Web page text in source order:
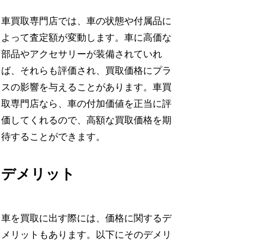
車買取専門店では、車の状態や付属品に
よって査定額が変動します。車に高価な
部品やアクセサリーが装備されていれ
ば、それらも評価され、買取価格にプラ
スの影響を与えることがあります。車買
取専門店なら、車の付加価値を正当に評
価してくれるので、高額な買取価格を期
待することができます。
デメリット
車を買取に出す際には、価格に関するデ
メリットもあります。以下にそのデメリ